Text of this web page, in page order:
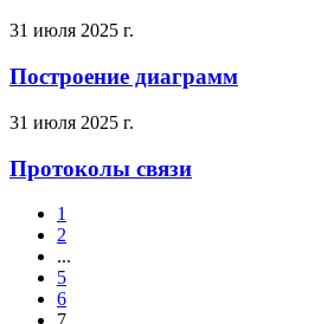
31 июля 2025 г.
Построение диаграмм
31 июля 2025 г.
Протоколы связи
1
2
...
5
6